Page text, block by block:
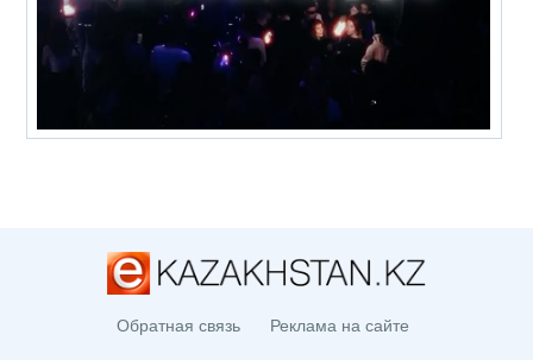
Обратная связь Реклама на сайте